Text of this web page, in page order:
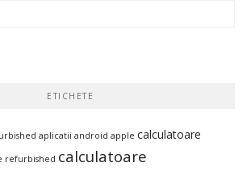
ETICHETE
aplicatii android apple calculatoare
refurbished calculatoare